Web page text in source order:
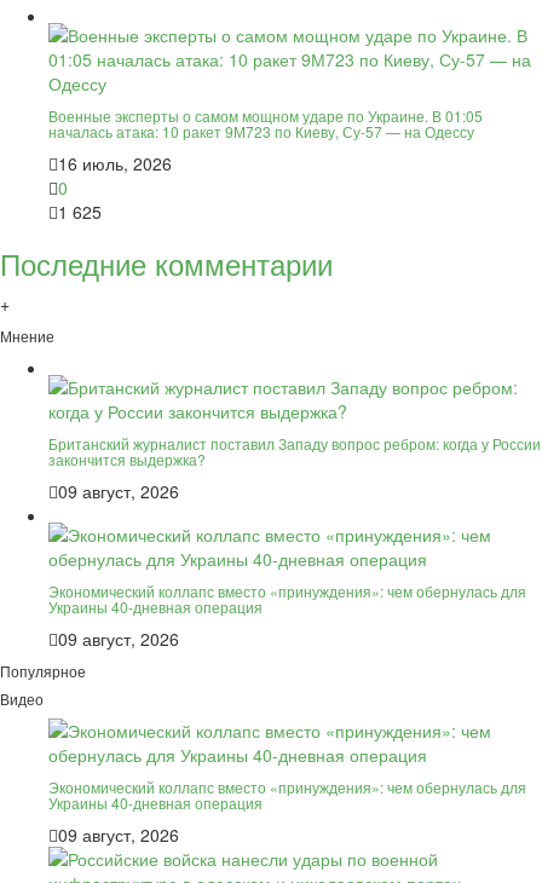
Военные эксперты о самом мощном ударе по Украине. В 01:05
началась атака: 10 ракет 9М723 по Киеву, Су-57 — на Одессу
16 июль, 2026
0
1 625
Последние комментарии
+
Мнение
Британский журналист поставил Западу вопрос ребром: когда у России
закончится выдержка?
09 август, 2026
Экономический коллапс вместо «принуждения»: чем обернулась для
Украины 40-дневная операция
09 август, 2026
Популярное
Видео
Экономический коллапс вместо «принуждения»: чем обернулась для
Украины 40-дневная операция
09 август, 2026